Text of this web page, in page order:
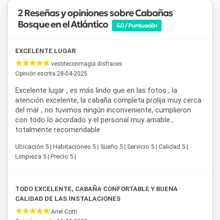
toallas, el servicio de playa, TV LCD y Wi-Fi en todas las
unidades. También cuenta con parrilla individual, ideal para
disfrutar de un asado al aire libre rodeado de vegetación. El
costo adicional), lo que lo convierte en una opción cómoda
La ubicación de este alojamiento en
disfrutar de la playa a pocos pasos, del bosque nativo que
rodea las cabañas y de la cercanía con los centros
comerciales y gastronómicos deMar de las Pampas y
Mar Azul. Una propuesta pensada para quienes buscan
unas vacaciones de descanso, naturaleza y mar, sin alejarse
demasiado de los servicios urbanos de la zona.
2 Reseñas y opiniones sobre Cabañas
Bosque en el Atlántico
5.0 / Puntuación
EXCELENTE LUGAR
vestiteconmagia disfraces
Opinión escrita 28-04-2025
Excelente lugar , es más lindo que en las fotos , la
atención excelente, la cabaña completa prolija muy cerca
del mar , no tuvimos ningún inconveniente, cumplieron
con todo lo acordado y el personal muy amable ,
totalmente recomendable
Ubicación 5 | Habitaciones 5 | Sueño 5 | Servicio 5 | Calidad 5 |
Limpieza 5 | Precio 5 |
TODO EXCELENTE, CABAÑA CONFORTABLE Y BUENA
CALIDAD DE LAS INSTALACIONES
Ariel Corti